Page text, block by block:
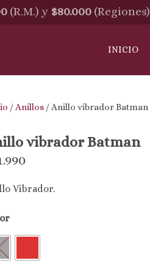
(R.M.) y $80.000 (Regiones)
INICIO
/Anillos/ Anillo vibrador Batman
vibrador Batman
Vibrador.